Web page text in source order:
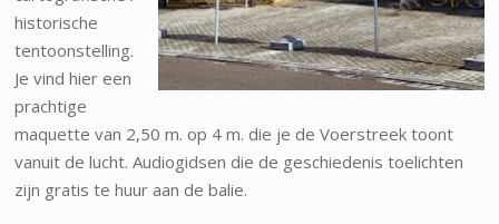
historische
tentoonstelling.
Je vind hier een
prachtige
maquette van 2,50 m. op 4 m. die je de Voerstreek toont
vanuit de lucht. Audiogidsen die de geschiedenis toelichten
zijn gratis te huur aan de balie.